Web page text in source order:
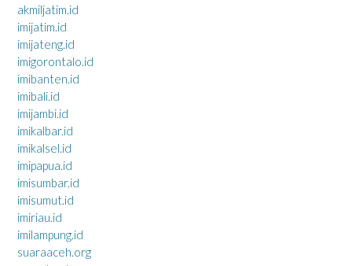
akmiljatim.id
imijatim.id
imijateng.id
imigorontalo.id
imibanten.id
imibali.id
imijambi.id
imikalbar.id
imikalsel.id
imipapua.id
imisumbar.id
imisumut.id
imiriau.id
imilampung.id
suaraaceh.org